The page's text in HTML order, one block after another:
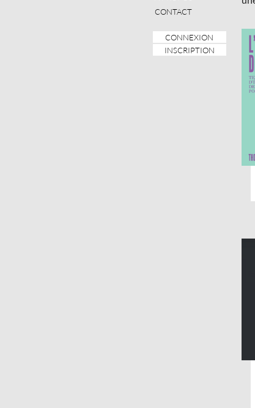
CONTACT
CONNEXION
INSCRIPTION